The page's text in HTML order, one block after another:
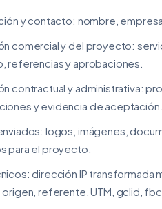
y contacto: nombre,
comercial y del proyecto:
referencias y aprobaciones.
contractual y administrativa:
y evidencia de aceptación.
logos, imágenes,
para el proyecto.
dirección IP transformada
origen, referente, UTM, gclid,